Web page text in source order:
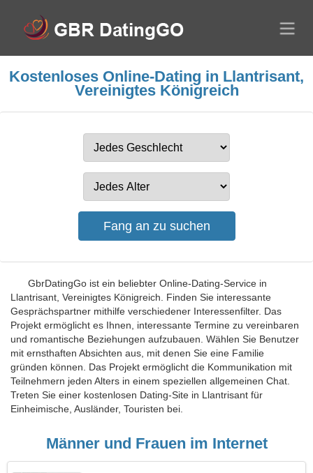
Kostenloses Online-Dating in Llantrisant,
Vereinigtes Königreich
GbrDatingGo ist ein beliebter Online-Dating-Service in
Llantrisant, Vereinigtes Königreich. Finden Sie interessante
Gesprächspartner mithilfe verschiedener Interessenfilter. Das
Projekt ermöglicht es Ihnen, interessante Termine zu vereinbaren
und romantische Beziehungen aufzubauen. Wählen Sie Benutzer
mit ernsthaften Absichten aus, mit denen Sie eine Familie
gründen können. Das Projekt ermöglicht die Kommunikation mit
Teilnehmern jeden Alters in einem speziellen allgemeinen Chat.
Treten Sie einer kostenlosen Dating-Site in Llantrisant für
Einheimische, Ausländer, Touristen bei.
Männer und Frauen im Internet